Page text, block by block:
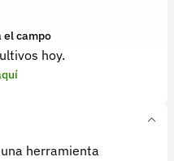
el campo
hoy.
herramienta